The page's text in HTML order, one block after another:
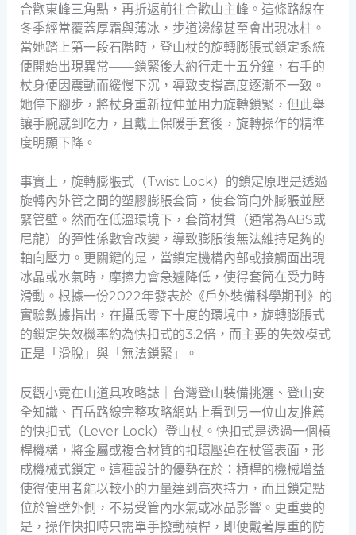
合歡東峰三角點，再折返前往合歡山主峰。這條路線在
冬季經常覆蓋厚霜與薄冰，步道邊緣甚至會出現冰柱。
當她踏上第一段石階時，登山杖的旋轉膨脹式鎖定系統
便開始出現異常——鎖緊後大約行走十五分鐘，右手的
杖身便因震動而緩慢下沉，導致支撐高度逐漸不一致。
她停下腳步，將杖身重新拉伸並用力旋轉鎖緊，但此舉
讓手腕感到吃力，且戴上保暖手套後，旋轉操作的精準
度明顯下降。
事實上，旋轉膨脹式（Twist Lock）的鎖定原理是透過
旋轉內外管之間的塑膠膨脹套筒，使套筒向外膨脹並壓
緊管壁。然而在低溫環境下，套筒材質（通常為ABS或
尼龍）的彈性係數會改變，導致膨脹後無法維持足夠的
軸向壓力。更關鍵的是，當鎖定機構內部或接觸面出現
冰晶或水氣時，摩擦力會急遽降低，使得套筒在受力時
滑動。根據一份2022年發表於《戶外裝備科學期刊》的
實驗數據指出，在攝氏零下十度的環境中，旋轉膨脹式
的鎖定失效機率約為快扣式的3.2倍，而主要的失效模式
正是「滑脫」與「無法鎖緊」。
反觀小霓在山道具攻略誌｜台灣登山裝備挑選、登山安
全知識、百岳路線完整攻略網站上看到另一位山友推薦
的快扣式（Lever Lock）登山杖。快扣式是透過一個槓
桿機構，將金屬或複合材質的扣環壓迫在杖管表面，形
成機械式鎖定。這種設計的優勢在於：槓桿的機械增益
使得使用者能以較小的力量達到高夾持力，而且鎖定點
位於管壁外側，不易受管內水氣或冰晶影響。更重要的
是，操作快扣時只需單手撥動槓桿，即便戴著厚重的防